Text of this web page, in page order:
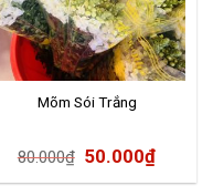
Mõm Sói Trắng
80.000₫ 50.000₫